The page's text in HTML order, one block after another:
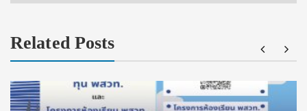
Related Posts